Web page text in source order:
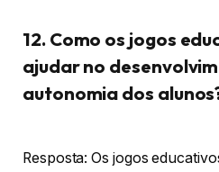
12. Como os jogos
ajudar no
autonomia dos
Resposta: Os jogos